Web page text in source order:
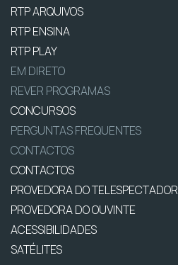
RTP ARQUIVOS
RTP ENSINA
RTP PLAY
EM DIRETO
REVER PROGRAMAS
CONCURSOS
PERGUNTAS FREQUENTES
CONTACTOS
CONTACTOS
PROVEDORA DO TELESPECTADOR
PROVEDORA DO OUVINTE
ACESSIBILIDADES
SATÉLITES